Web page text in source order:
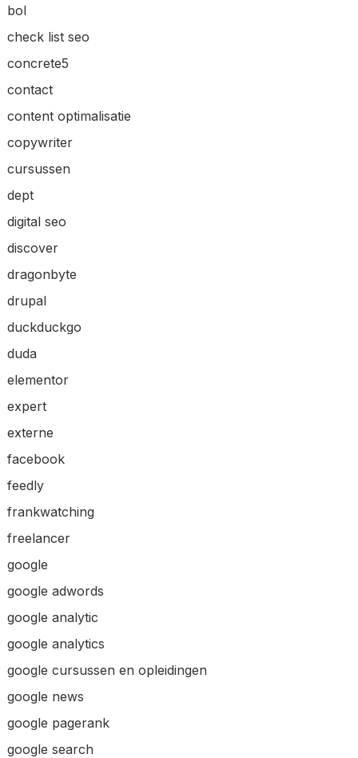
bol
check list seo
concrete5
contact
content optimalisatie
copywriter
cursussen
dept
digital seo
discover
dragonbyte
drupal
duckduckgo
duda
elementor
expert
externe
facebook
feedly
frankwatching
freelancer
google
google adwords
google analytic
google analytics
google cursussen en opleidingen
google news
google pagerank
google search